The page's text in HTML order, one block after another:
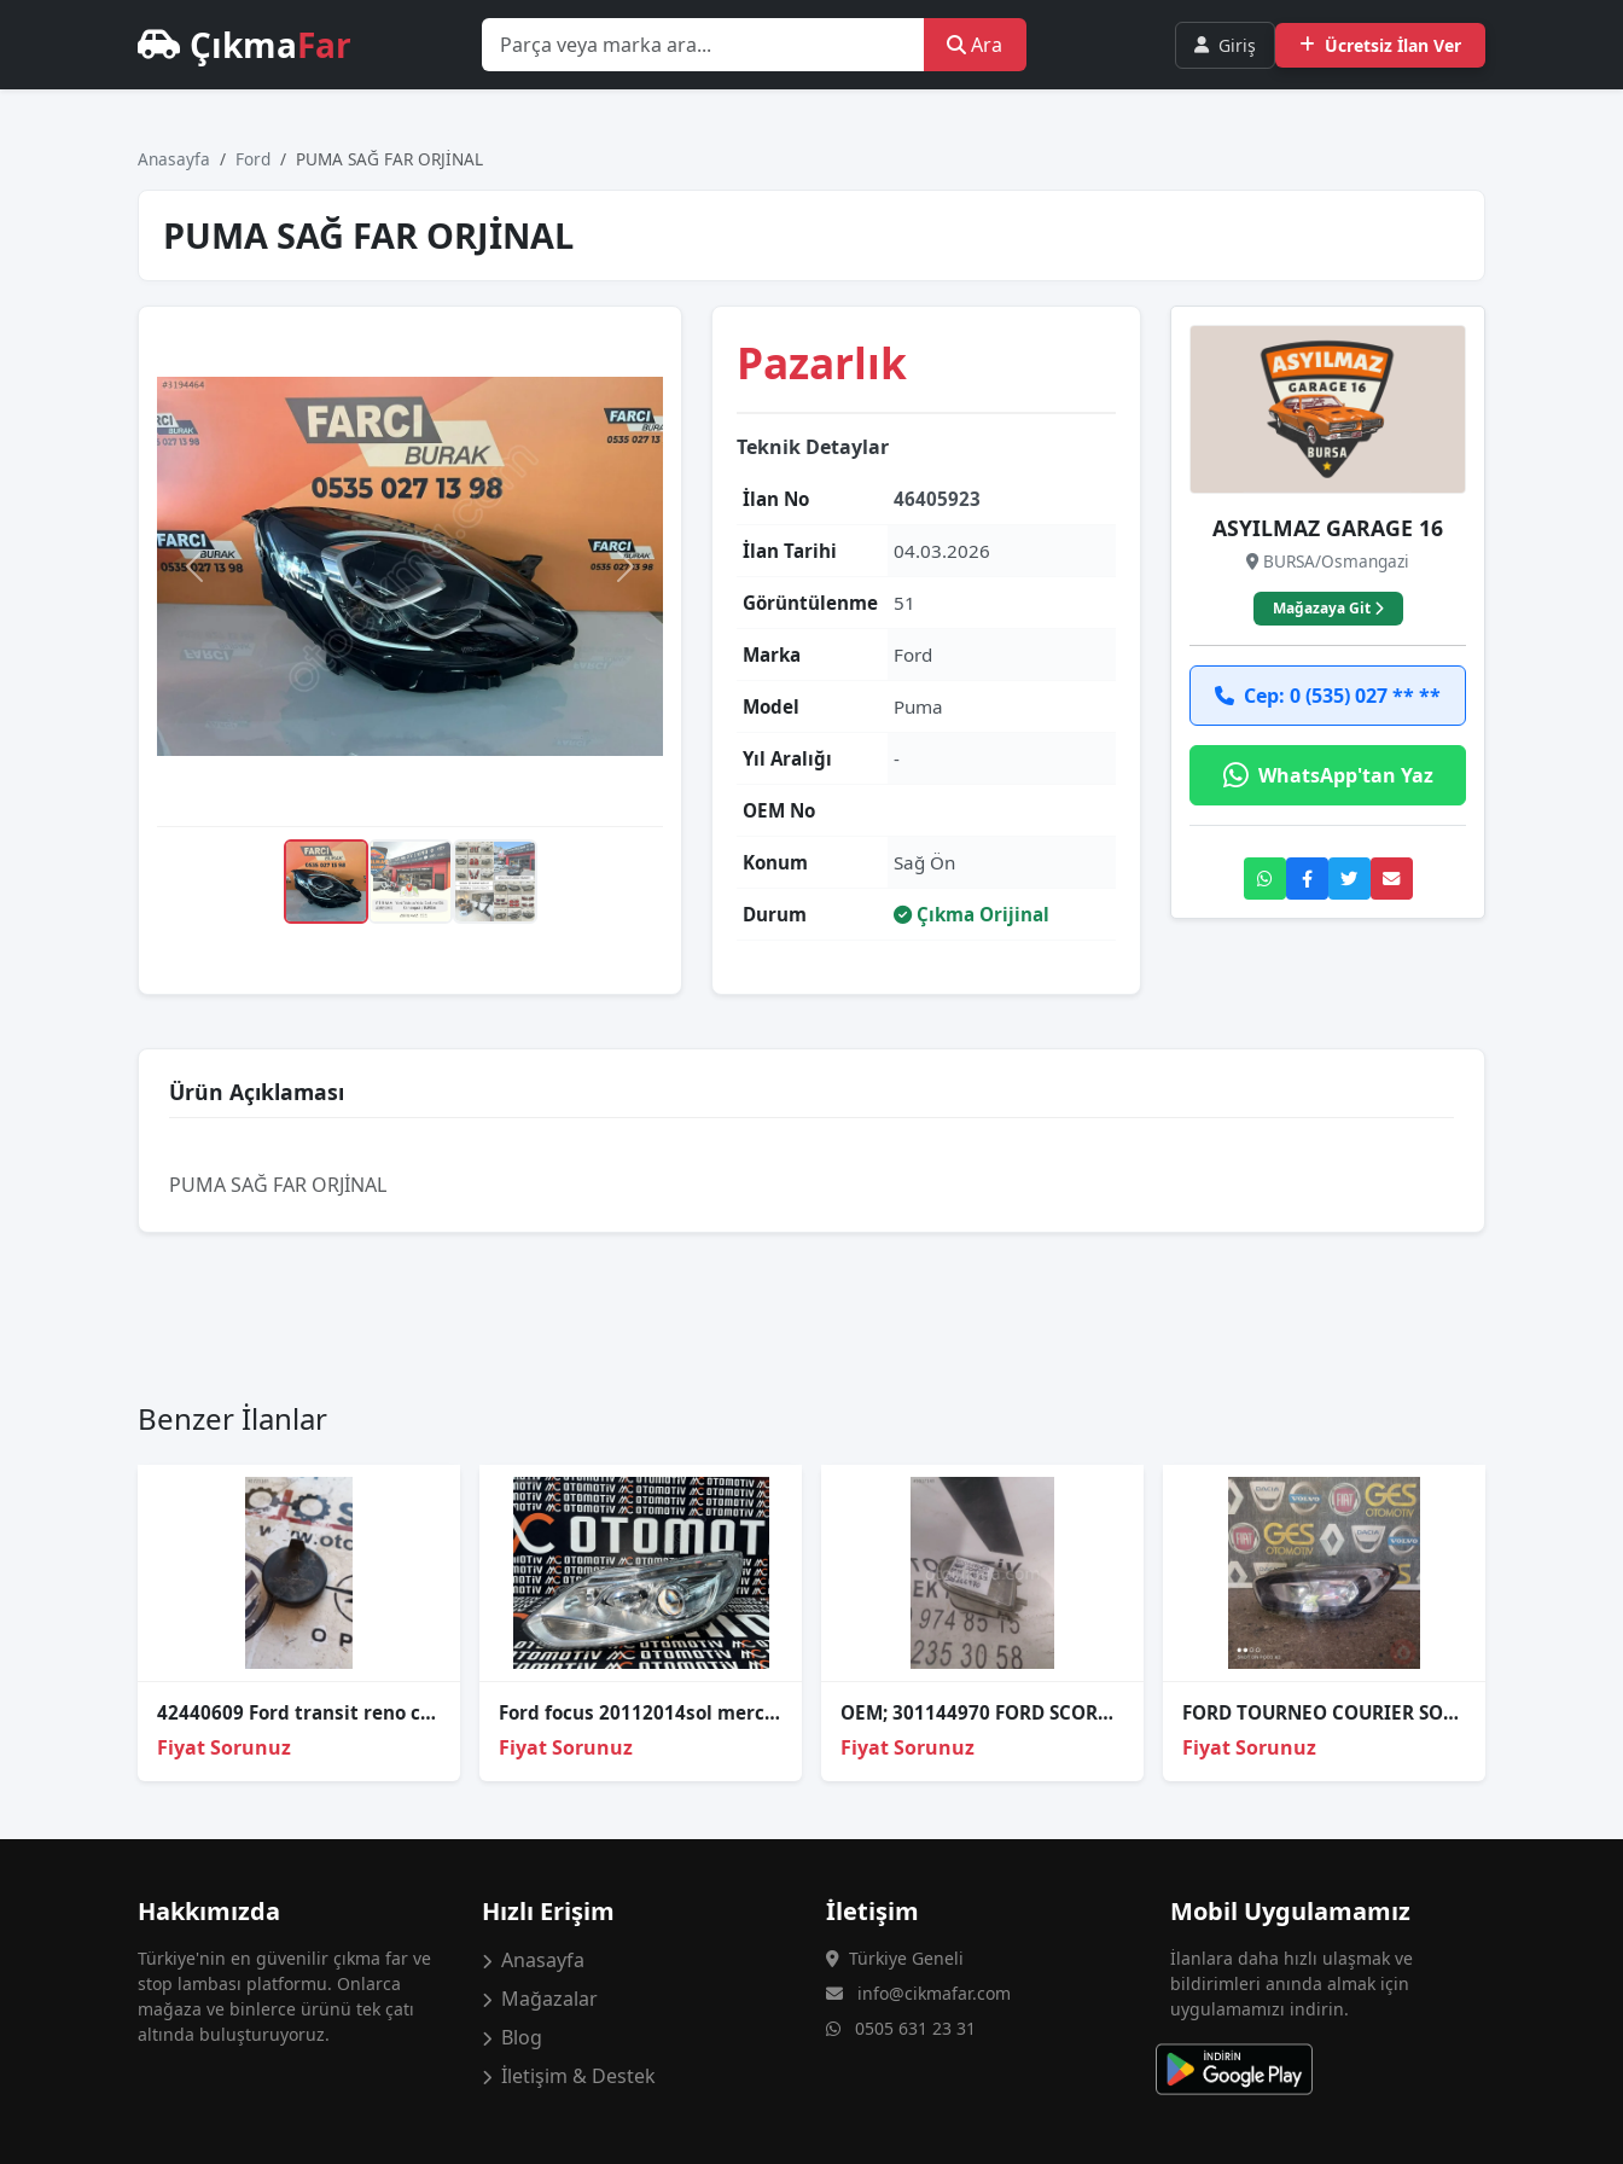
ÇıkmaFar Ara Giriş Ücretsiz İlan Ver
Anasayfa Ford PUMA SAĞ FAR ORJİNAL
PUMA SAĞ FAR ORJİNAL
Pazarlık
Teknik Detaylar
İlan No 46405923
İlan Tarihi 04.03.2026
Görüntülenme 51
Marka Ford
Model Puma
Yıl Aralığı -
OEM No
Konum Sağ Ön
Durum Çıkma Orijinal
ASYILMAZ GARAGE 16
BURSA/Osmangazi
Mağazaya Git
Cep: 0 (535) 027 ** **
WhatsApp'tan Yaz
Ürün Açıklaması
PUMA SAĞ FAR ORJİNAL
Benzer İlanlar
42440609 Ford transit reno clio far koruma kapağı
Fiyat Sorunuz
Ford focus 20112014sol mercekli far
Fiyat Sorunuz
OEM; 301144970 FORD SCORPİO 1995 SAĞ SİS FAR OEM; 301144970
Fiyat Sorunuz
FORD TOURNEO COURIER SOL FAR ORJİNAL ÇIKMA
Fiyat Sorunuz
Hakkımızda
Türkiye'nin en güvenilir çıkma far ve
stop lambası platformu. Onlarca
mağaza ve binlerce ürünü tek çatı
altında buluşturuyoruz.
Hızlı Erişim
Anasayfa
Mağazalar
Blog
İletişim & Destek
İletişim
Türkiye Geneli
info@cikmafar.com
0505 631 23 31
Mobil Uygulamamız
İlanlara daha hızlı ulaşmak ve
bildirimleri anında almak için
uygulamamızı indirin.